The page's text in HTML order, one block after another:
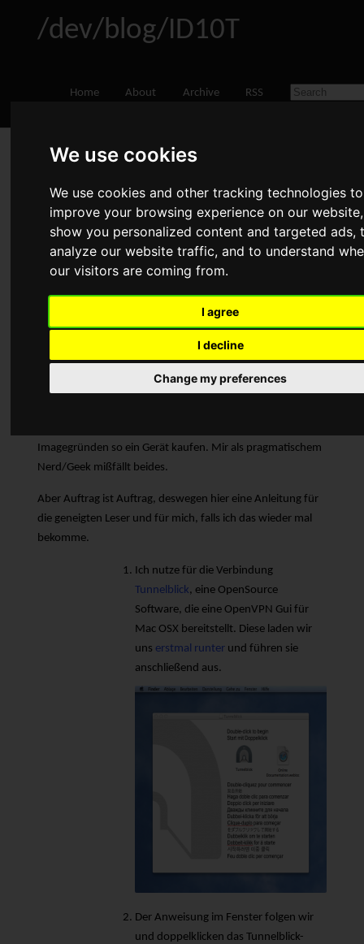
We use cookies
We use cookies and other tracking technologies to
improve your browsing experience on our
show you personalized content and targeted ads,
analyze our website traffic, and to understand
our visitors are coming from.
I agree
I decline
Change my preferences
/dev/blog/ID10T
Home About Archive RSS
OpenVPN Client auf dem Mac
einrichten
May 18, 2012 • Administration, Software •Comments
Advertisement
Ich war wieder mal einem Problem ausgesetzt, zu dem ich
überhaupt keine Verbindung hatte. Ich sollte einem
Kollegen eine VPN-Verbindung ermöglichen - auf seinem
würde ich niemals ein OSX oder eines der i-Geräte nutzen,
Imagegründen so ein Gerät kaufen. Mir als pragmatischem
Nerd/Geek mißfällt beides.
Aber Auftrag ist Auftrag, deswegen hier eine Anleitung für
die geneigten Leser und für mich, falls ich das wieder mal
bekomme.
Ich nutze für die Verbindung
Tunnelblick, eine OpenSource
Software, die eine OpenVPN Gui für
Mac OSX bereitstellt. Diese laden wir
uns erstmal runterund führen sie
anschließend aus.
Der Anweisung im Fenster folgen wir
und doppelklicken das Tunnelblick-